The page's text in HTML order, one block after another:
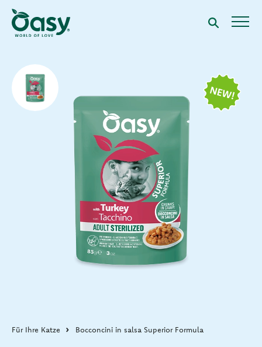
Für Ihre Katze Bocconcini in salsa Superior Formula